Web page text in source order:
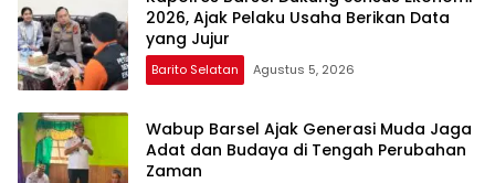
2026, Ajak Pelaku Usaha Berikan Data
yang Jujur
Barito Selatan Agustus 5, 2026
Wabup Barsel Ajak Generasi Muda Jaga
Adat dan Budaya di Tengah Perubahan
Zaman